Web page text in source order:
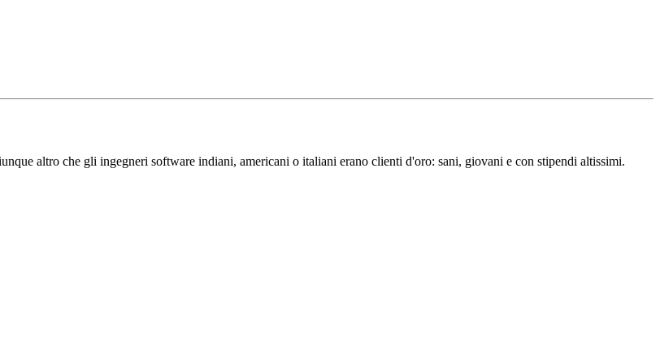
altro che gli ingegneri software indiani, americani o italiani erano clienti d'oro: sani, giovani e con stipendi altissimi.